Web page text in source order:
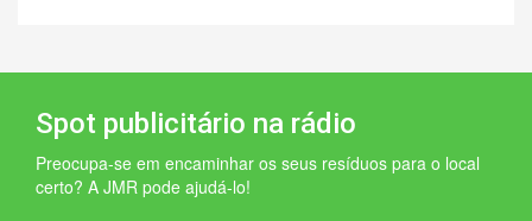
Spot publicitário na rádio
Preocupa-se em encaminhar os seus resíduos para o local
certo? A JMR pode ajudá-lo!